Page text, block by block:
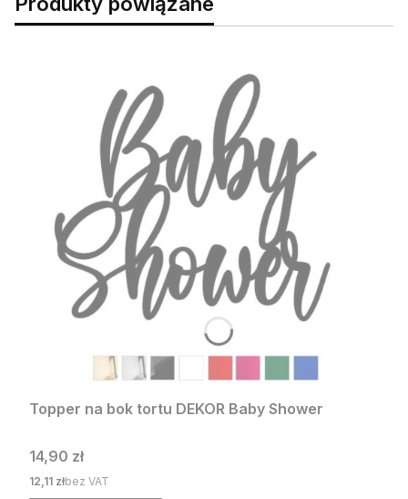
Topper na bok tortu DEKOR Baby Shower
Cena
14,90 zł
Cena
12,11 złbez VAT